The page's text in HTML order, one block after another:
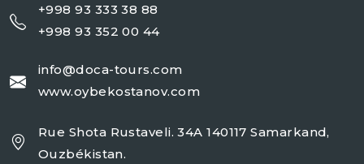
+998 93 333 38 88
+998 93 352 00 44
info@doca-tours.com
www.oybekostanov.com
Rue Shota Rustaveli. 34A 140117 Samarkand,
Ouzbékistan.